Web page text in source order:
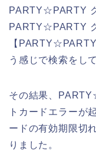
PARTY☆PARTY
PARTY☆PARTY
【
う感じで検索をし
その結果、
トカードエラーが
ードの有効期限切
りました。